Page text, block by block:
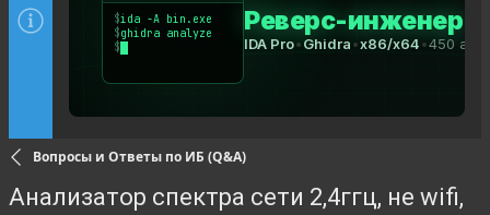
Вопросы и Ответы по ИБ (Q&A)
Анализатор спектра сети 2,4ггц, не wifi,